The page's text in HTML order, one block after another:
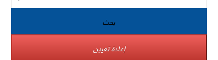
بحث
إعادة تعيين